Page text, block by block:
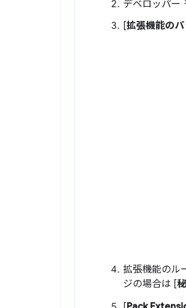
デベロッパー
[拡張機能の
拡張機能のル
ジの場合は [